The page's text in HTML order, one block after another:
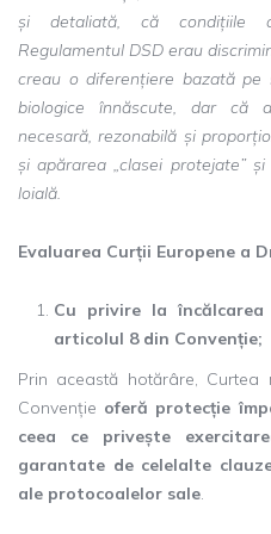
și detaliată, că condițiile
Regulamentul DSD erau
creau o diferențiere bazată pe
biologice înnăscute, dar că
necesară, rezonabilă și
și apărarea „clasei protejate”
loială.
Evaluarea Curții Europene a
Cu privire la
articolul 8 din Convenție;
Prin această hotărâre,
Convenție oferă protecție
ceea ce privește
garantate de celelalte
ale protocoalelor sale.